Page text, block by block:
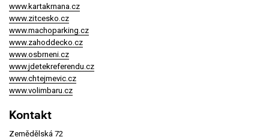
www.kartakrnana.cz
www.zitcesko.cz
www.machoparking.cz
www.zahoddecko.cz
www.osbrneni.cz
www.jdetekreferendu.cz
www.chtejmevic.cz
www.volimbaru.cz
Kontakt
Zemědělská 72